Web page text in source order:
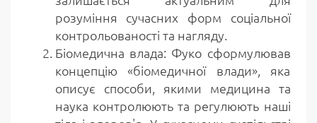
розуміння сучасних форм соціальної
контрольованості та нагляду.
Біомедична влада: Фуко сформулював
концепцію «біомедичної влади», яка
описує способи, якими медицина та
наука контролюють та регулюють наші